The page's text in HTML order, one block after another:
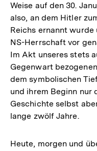
Weise auf den 30.
also, an dem Hitler
Reichs ernannt
NS-Herrschaft vor
Im Akt unseres stets
Gegenwart
dem symbolischen
und ihrem Beginn nur
Geschichte selbst
lange zwölf Jahre.
Heute, morgen und